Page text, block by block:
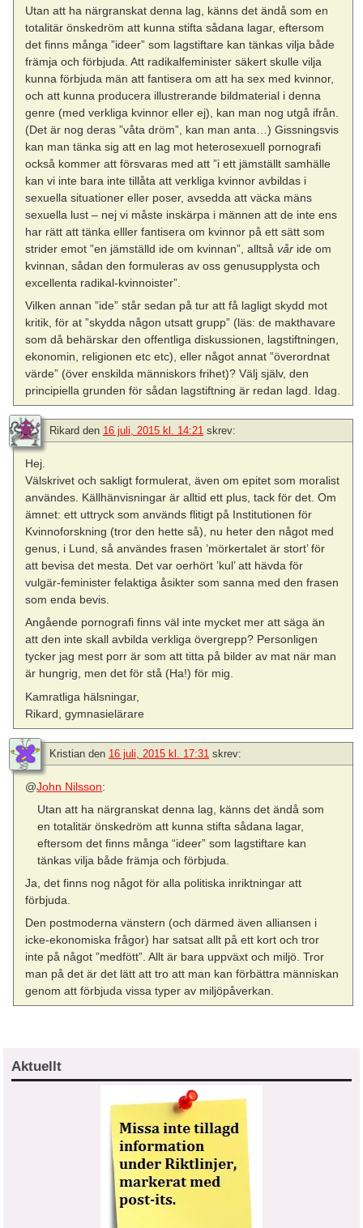
Utan att ha närgranskat denna lag, känns det ändå som en
totalitär önskedröm att kunna stifta sådana lagar, eftersom
det finns många ”ideer” som lagstiftare kan tänkas vilja både
främja och förbjuda. Att radikalfeminister säkert skulle vilja
kunna förbjuda män att fantisera om att ha sex med kvinnor,
och att kunna producera illustrerande bildmaterial i denna
genre (med verkliga kvinnor eller ej), kan man nog utgå ifrån.
(Det är nog deras ”våta dröm”, kan man anta…) Gissningsvis
kan man tänka sig att en lag mot heterosexuell pornografi
också kommer att försvaras med att ”i ett jämställt samhälle
kan vi inte bara inte tillåta att verkliga kvinnor avbildas i
sexuella situationer eller poser, avsedda att väcka mäns
sexuella lust – nej vi måste inskärpa i männen att de inte ens
har rätt att tänka elller fantisera om kvinnor på ett sätt som
strider emot ”en jämställd ide om kvinnan”, alltsåvår ide om
kvinnan, sådan den formuleras av oss genusupplysta och
excellenta radikal-kvinnoister”.
Vilken annan ”ide” står sedan på tur att få lagligt skydd mot
kritik, för at ”skydda någon utsatt grupp” (läs: de makthavare
som då behärskar den offentliga diskussionen, lagstiftningen,
ekonomin, religionen etc etc), eller något annat ”överordnat
värde” (över enskilda människors frihet)? Välj själv, den
principiella grunden för sådan lagstiftning är redan lagd. Idag.
Rikard den 16 juli, 2015 kl. 14:21 skrev:
Hej.
Välskrivet och sakligt formulerat, även om epitet som moralist
användes. Källhänvisningar är alltid ett plus, tack för det. Om
ämnet: ett uttryck som används flitigt på Institutionen för
Kvinnoforskning (tror den hette så), nu heter den något med
genus, i Lund, så användes frasen ’mörkertalet är stort’ för
att bevisa det mesta. Det var oerhört ’kul’ att hävda för
vulgär-feminister felaktiga åsikter som sanna med den frasen
som enda bevis.
Angående pornografi finns väl inte mycket mer att säga än
att den inte skall avbilda verkliga övergrepp? Personligen
tycker jag mest porr är som att titta på bilder av mat när man
är hungrig, men det för stå (Ha!) för mig.
Kamratliga hälsningar,
Rikard, gymnasielärare
Kristian den 16 juli, 2015 kl. 17:31 skrev:
@John Nilsson:
Utan att ha närgranskat denna lag, känns det ändå som
en totalitär önskedröm att kunna stifta sådana lagar,
eftersom det finns många “ideer” som lagstiftare kan
tänkas vilja både främja och förbjuda.
Ja, det finns nog något för alla politiska inriktningar att
förbjuda.
Den postmoderna vänstern (och därmed även alliansen i
icke-ekonomiska frågor) har satsat allt på ett kort och tror
inte på något ”medfött”. Allt är bara uppväxt och miljö. Tror
man på det är det lätt att tro att man kan förbättra människan
genom att förbjuda vissa typer av miljöpåverkan.
Aktuellt